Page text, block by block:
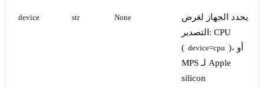
device str None
يحدد الجهاز لغرض
التصدير: CPU
( device=cpu )، أو
MPS لـ Apple
silicon